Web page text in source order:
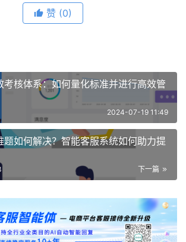
赞 (0)
考核体系：如何量化标准并进行高效管
2024-07-19 11:49
题如何解决？智能客服系统如何助力提
下一篇